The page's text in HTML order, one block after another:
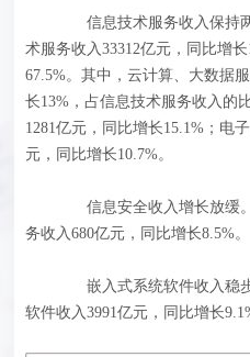
信息技术服务收入保持
术服务收入33312亿元，同比增
67.5%。其中，云计算、大数据
长13%，占信息技术服务收入的
1281亿元，同比增长15.1%；电
元，同比增长10.7%。
信息安全收入增长放缓
务收入680亿元，同比增长8.5%。
嵌入式系统软件收入稳
软件收入3991亿元，同比增长